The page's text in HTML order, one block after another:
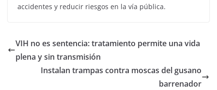
accidentes y reducir riesgos en la vía pública.
VIH no es sentencia: tratamiento permite una vida
plena y sin transmisión
Instalan trampas contra moscas del gusano
barrenador